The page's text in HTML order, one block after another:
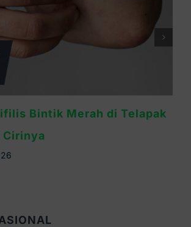
Bintik Merah di Telapak
Cirinya